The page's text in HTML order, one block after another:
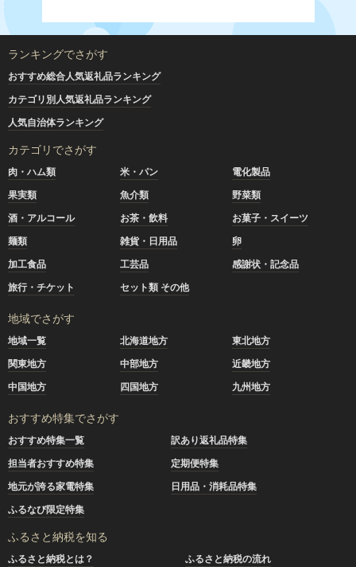
ランキングでさがす
おすすめ総合人気返礼品ランキング
カテゴリ別人気返礼品ランキング
人気自治体ランキング
カテゴリでさがす
肉・ハム類 米・パン
電化製品
果実類
魚介類
野菜類
酒・アルコール
お茶・飲料
お菓子・スイーツ
麺類
雑貨・日用品
卵
加工食品
工芸品
感謝状・記念品
旅行・チケット
セット類 その他
地域でさがす
地域一覧 北海道地方
東北地方
関東地方
中部地方
近畿地方
中国地方
四国地方 九州地方
おすすめ特集でさがす
おすすめ特集一覧
訳あり返礼品特集
担当者おすすめ特集
定期便特集
地元が誇る家電特集
日用品・消耗品特集
ふるなび限定特集
ふるさと納税を知る
ふるさと納税とは？
ふるさと納税の流れ